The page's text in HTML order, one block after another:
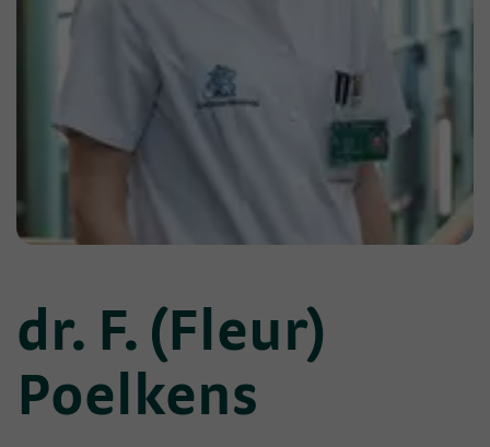
dr. F. (Fleur)
Poelkens